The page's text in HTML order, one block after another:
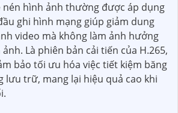
động thông qua ứng dụng di động.
hiện thông minh camera giúp bạn
nhà hoặc văn phòng một cách
thời khi có người lạ đột nhập, đảm
tiện trong việc quản lý an ninh từ
nén hình ảnh thường được áp dụng
ghi hình mạng giúp giảm dung
video mà không làm ảnh hưởng
Là phiên bản cải tiến của H.265,
bảo tối ưu hóa việc tiết kiệm băng
lưu trữ, mang lại hiệu quả cao khi